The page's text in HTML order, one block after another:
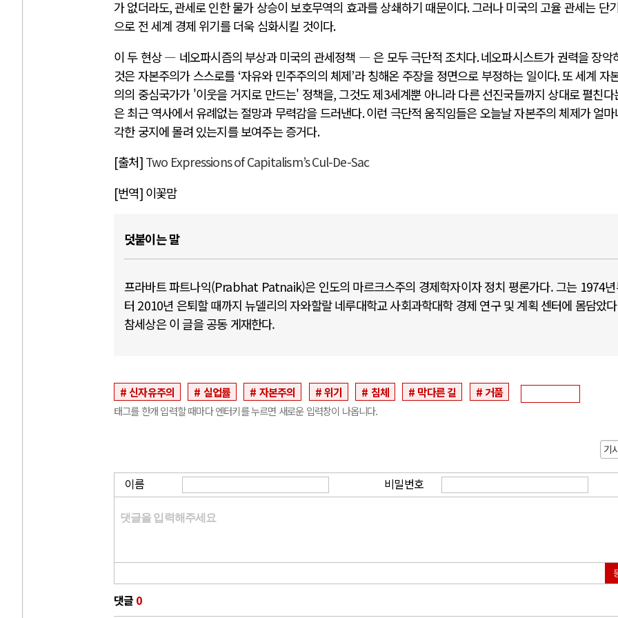
가 없더라도,관세로 인한 물가 상승이 보호무역의 효과를 상쇄하기 때문이다.그러나 미국의 고율 관세는 단
으로 전 세계 경제 위기를 더욱 심화시킬 것이다.
이 두 현상 ― 네오파시즘의 부상과 미국의 관세정책 ― 은 모두 극단적 조치다.네오파시스트가 권력을 장악
것은 자본주의가 스스로를 ‘자유와 민주주의의 체제’라 칭해온 주장을 정면으로 부정하는 일이다.또 세계 자
의의 중심국가가 '이웃을 거지로 만드는' 정책을,그것도 제3세계뿐 아니라 다른 선진국들까지 상대로 펼친다
은 최근 역사에서 유례없는 절망과 무력감을 드러낸다.이런 극단적 움직임들은 오늘날 자본주의 체제가 얼마
각한 궁지에 몰려 있는지를 보여주는 증거다.
[출처] Two Expressions of Capitalism’s Cul-De-Sac
[번역] 이꽃맘
덧붙이는 말
프라바트 파트나익(Prabhat Patnaik)은 인도의 마르크스주의 경제학자이자 정치 평론가다. 그는 1974
터 2010년 은퇴할 때까지 뉴델리의 자와할랄 네루대학교 사회과학대학 경제 연구 및 계획 센터에 몸담았
참세상은 이 글을 공동 게재한다.
신자유주의 실업률 자본주의 위기 침체 막다른 길 거품
태그를 한개 입력할 때마다 엔터키를 누르면 새로운 입력창이 나옵니다.
기
이름 비밀번호
댓글 0